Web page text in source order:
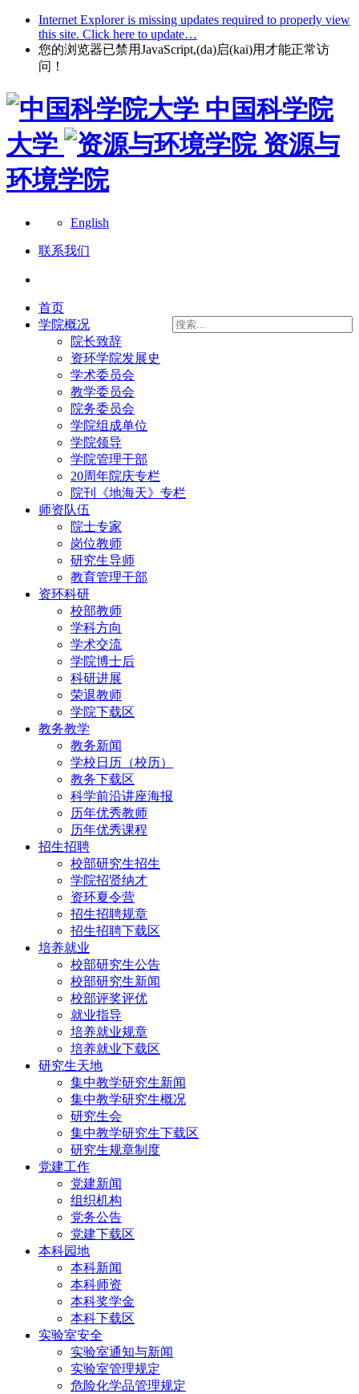
Internet Explorer is missing updates required to properly view
this site. Click here to update…
您的浏览器已禁用JavaScript,(da)启(kai)用才能正常访
问！
中国科学院
大学
资源与
环境学院
English
联系我们
首页
学院概况
院长致辞
资环学院发展史
学术委员会
教学委员会
院务委员会
学院组成单位
学院领导
学院管理干部
20周年院庆专栏
院刊《地海天》专栏
师资队伍
院士专家
岗位教师
研究生导师
教育管理干部
资环科研
校部教师
学科方向
学术交流
学院博士后
科研进展
荣退教师
学院下载区
教务教学
教务新闻
学校日历（校历）
教务下载区
科学前沿讲座海报
历年优秀教师
历年优秀课程
招生招聘
校部研究生招生
学院招贤纳才
资环夏令营
招生招聘规章
招生招聘下载区
培养就业
校部研究生公告
校部研究生新闻
校部评奖评优
就业指导
培养就业规章
培养就业下载区
研究生天地
集中教学研究生新闻
集中教学研究生概况
研究生会
集中教学研究生下载区
研究生规章制度
党建工作
党建新闻
组织机构
党务公告
党建下载区
本科园地
本科新闻
本科师资
本科奖学金
本科下载区
实验室安全
实验室通知与新闻
实验室管理规定
危险化学品管理规定